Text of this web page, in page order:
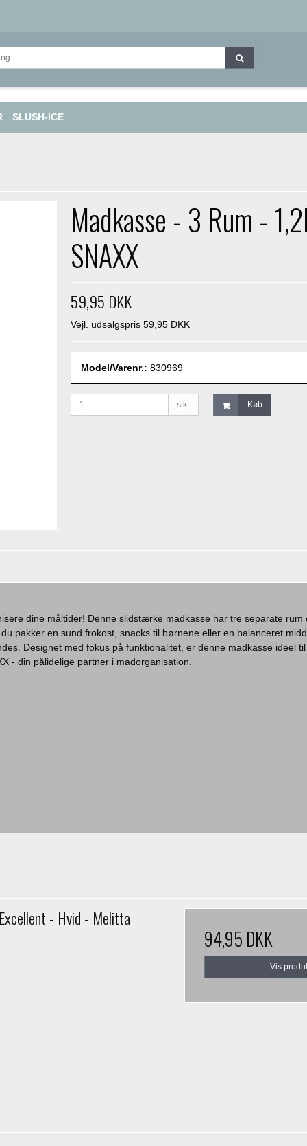
SLUSH-ICE
Madkasse - 3 Rum -
SNAXX
59,95 DKK
Vejl. udsalgspris 59,95 DKK
Model/Varenr.: 830969
stk. Køb
dine måltider! Denne slidstærke madkasse har tre separate rum
pakker en sund frokost, snacks til børnene eller en balanceret
Designet med fokus på funktionalitet, er denne madkasse ideel
- din pålidelige partner i madorganisation.
- Hvid - Melitta
94,95 DKK
Vis